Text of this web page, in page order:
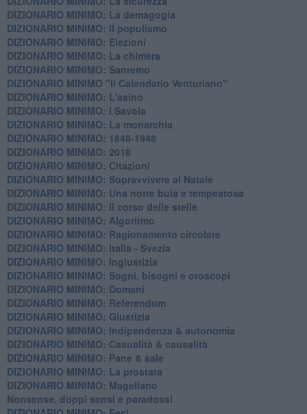
DIZIONARIO MINIMO: La demagogia
DIZIONARIO MINIMO: Il populismo
DIZIONARIO MINIMO: Elezioni
DIZIONARIO MINIMO: La chimera
DIZIONARIO MINIMO: Sanremo
DIZIONARIO MINIMO "Il Calendario Venturiano"
DIZIONARIO MINIMO: L'asino
DIZIONARIO MINIMO: I Savoia
DIZIONARIO MINIMO: La monarchia
DIZIONARIO MINIMO: 1848-1948
DIZIONARIO MINIMO: 2018
DIZIONARIO MINIMO: Citazioni
DIZIONARIO MINIMO: ​Sopravvivere al Natale
DIZIONARIO MINIMO: ​Una notte buia e tempestosa
DIZIONARIO MINIMO: Il corso delle stelle
DIZIONARIO MINIMO: Algoritmo
DIZIONARIO MINIMO: Ragionamento circolare
DIZIONARIO MINIMO: Italia - Svezia
DIZIONARIO MINIMO: ​Ingiustizia
DIZIONARIO MINIMO: ​Sogni, bisogni e oroscopi
DIZIONARIO MINIMO: Domani
DIZIONARIO MINIMO: Referendum
DIZIONARIO MINIMO: Giustizia
DIZIONARIO MINIMO: ​Indipendenza & autonomia
DIZIONARIO MINIMO: ​Casualità & causalità
​DIZIONARIO MINIMO: Pane & sale
DIZIONARIO MINIMO: La prostata
​DIZIONARIO MINIMO: Magellano
Nonsense, doppi sensi e paradossi